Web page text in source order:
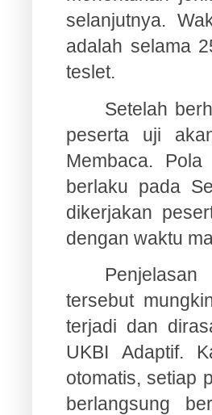
selanjutnya.
adalah selama
teslet.
Setelah
peserta uji
Membaca.
berlaku pada
dikerjakan
dengan waktu
tersebut
terjadi dan
UKBI Adaptif.
otomatis, setiap
berlangsung